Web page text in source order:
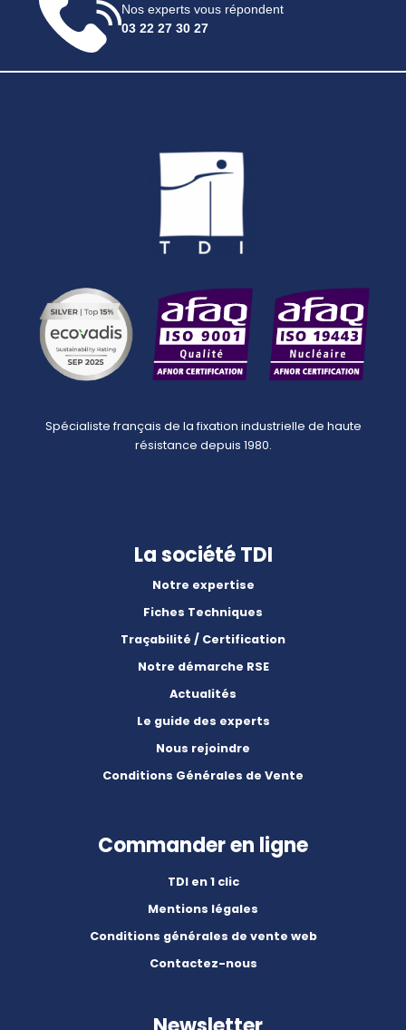
Nos experts vous répondent
03 22 27 30 27
Spécialiste français de la fixation industrielle de haute
résistance depuis 1980.
La société TDI
Notre expertise
Fiches Techniques
Traçabilité / Certification
Notre démarche RSE
Actualités
Le guide des experts
Nous rejoindre
Conditions Générales de Vente
Commander en ligne
TDI en 1 clic
Mentions légales
Conditions générales de vente web
Contactez-nous